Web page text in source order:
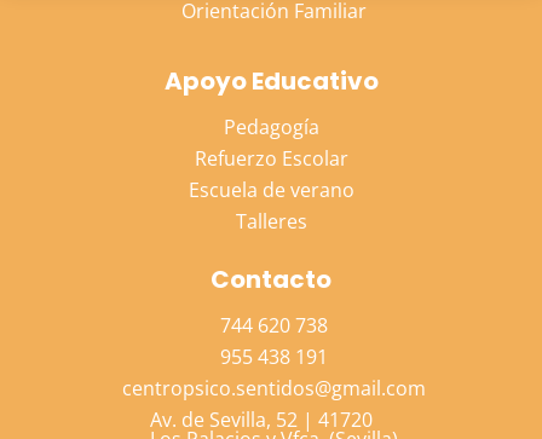
Orientación Familiar
Apoyo Educativo
Pedagogía
Refuerzo Escolar
Escuela de verano
Talleres
Contacto
744 620 738
955 438 191
centropsico.sentidos@gmail.com
Av. de Sevilla, 52 | 41720